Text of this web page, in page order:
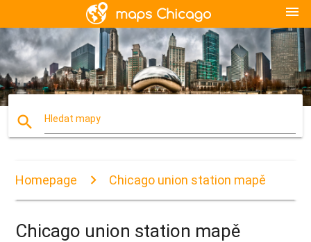
menu
search Hledat mapy
Homepage Chicago union station mapě
Chicago union station mapě